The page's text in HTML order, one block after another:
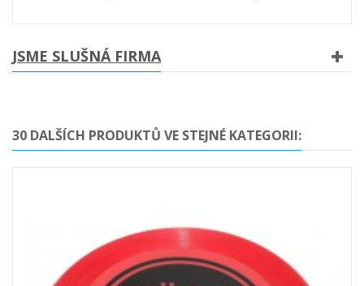
JSME SLUŠNÁ FIRMA
30 DALŠÍCH PRODUKTŮ VE STEJNÉ KATEGORII: